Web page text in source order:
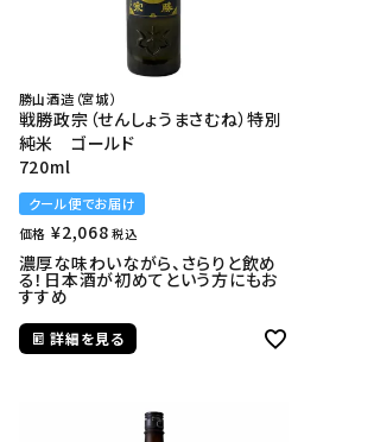
勝山酒造（宮城）
戦勝政宗（せんしょうまさむね）特別
純米 ゴールド
720ml
クール便でお届け
価格 ¥2,068 税込
濃厚な味わいながら、さらりと飲め
る！日本酒が初めてという方にもお
すすめ
詳細を見る